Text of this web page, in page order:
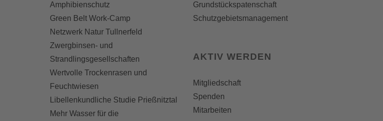
Amphibienschutz
Green Belt Work-Camp
Netzwerk Natur Tullnerfeld
Zwergbinsen- und
Strandlingsgesellschaften
Wertvolle Trockenrasen und
Feuchtwiesen
Libellenkundliche Studie Prießnitztal
Mehr Wasser für die
Grundstückspatenschaft
Schutzgebietsmanagement
AKTIV WERDEN
Mitgliedschaft
Spenden
Mitarbeiten